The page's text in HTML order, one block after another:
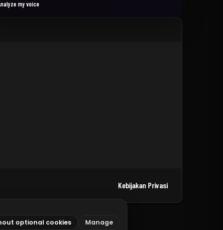
my voice
Kebijakan Privasi
optional cookies Manage